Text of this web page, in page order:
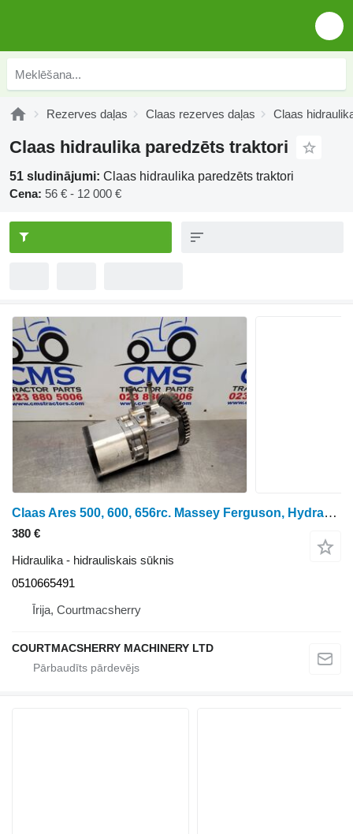
Rezerves daļas Claas rezerves daļas Claas
Claas hidraulika paredzēts traktori
51 sludinājumi: Claas hidraulika paredzēts traktori
Cena: 56 € - 12 000 €
Claas Ares 500, 600, 656rc. Massey Ferguson, Hydraulic Pump Assy T50 0 0510665491 hidrauliskais sūknis paredzēts riteņtraktora
380 €
Hidraulika - hidrauliskais sūknis
0510665491
Īrija, Courtmacsherry
COURTMACSHERRY MACHINERY LTD